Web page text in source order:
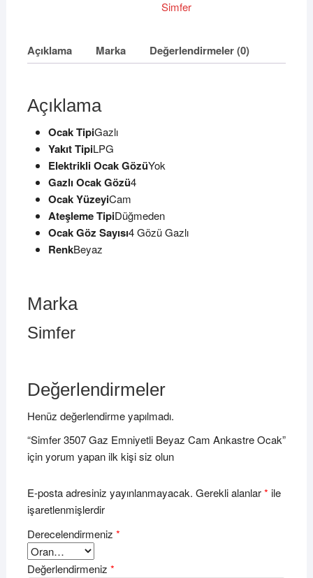
Simfer
Açıklama Marka Değerlendirmeler (0)
Açıklama
Ocak TipiGazlı
Yakıt TipiLPG
Elektrikli Ocak GözüYok
Gazlı Ocak Gözü4
Ocak YüzeyiCam
Ateşleme TipiDüğmeden
Ocak Göz Sayısı4 Gözü Gazlı
RenkBeyaz
Marka
Simfer
Değerlendirmeler
Henüz değerlendirme yapılmadı.
“Simfer 3507 Gaz Emniyetli Beyaz Cam Ankastre Ocak”
için yorum yapan ilk kişi siz olun
E-posta adresiniz yayınlanmayacak. Gerekli alanlar* ile
işaretlenmişlerdir
Derecelendirmeniz *
Değerlendirmeniz *